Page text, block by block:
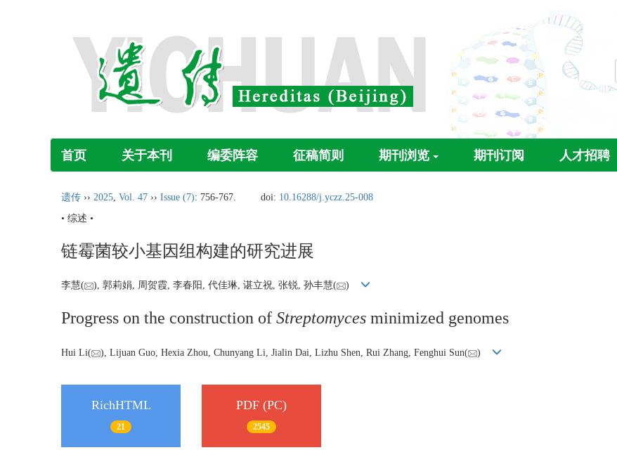
首页 关于本刊 编委阵容 征稿简则 期刊浏览 期刊订阅 人才招聘
遗传 ›› 2025, Vol. 47 ›› Issue (7): 756-767. doi: 10.16288/j.yczz.25-008
• 综述 •
链霉菌较小基因组构建的研究进展
李慧( ), 郭莉娟, 周贺霞, 李春阳, 代佳琳, 谌立祝, 张锐, 孙丰慧( )
Progress on the construction of Streptomyces minimized genomes
Hui Li( ), Lijuan Guo, Hexia Zhou, Chunyang Li, Jialin Dai, Lizhu Shen, Rui Zhang, Fenghui Sun( )
RichHTML
21
PDF (PC)
2545